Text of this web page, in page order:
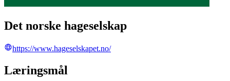
Det norske hageselskap
https://www.hageselskapet.no/
Læringsmål